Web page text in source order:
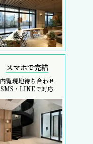
スマホで完結
内覧現地待ち合わせ
SMS・LINEで対応